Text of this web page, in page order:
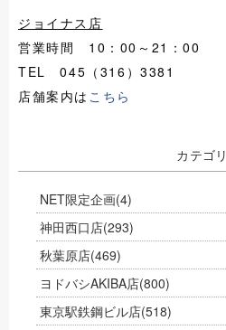
ジョイナス店
営業時間 10：00～21：00
TEL 045（316）3381
店舗案内は こちら
カテゴリ
NET限定企画(4)
神田西口店(293)
秋葉原店(469)
ヨドバシAKIBA店(800)
東京駅鉄鋼ビル店(518)